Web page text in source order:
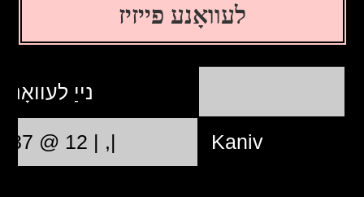
לעוואָנע פייזיז
נייַ
Kaniv
|, | 12 @ 13:37:37